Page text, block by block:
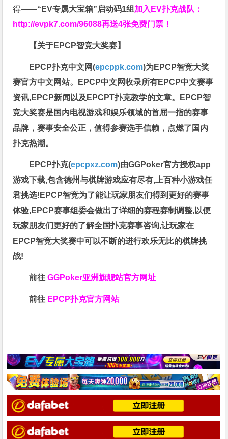
得——“EV专属大宝箱”启动码1组 加入EV扑克战队：
http://evpk7.com/96088再送4张免费门票！
【关于EPCP智竞大奖赛】
EPCP扑克中文网(epcppk.com)为EPCP智竞大奖
赛官方中文网站。EPCP中文网收录所有EPCP中文赛事
资讯,EPCP新闻以及EPCPT扑克教学的文章。EPCP智
竞大奖赛是国内电视游戏和娱乐领域的首屈一指的赛事
品牌，赛事安全公正，值得参赛选手信赖，点燃了国内
扑克热潮。
EPCP扑克(epcpxz.com)由GGPoker官方授权app
游戏下载,包含德州与棋牌游戏应有尽有,上百种小游戏任
君挑选!EPCP智竞为了能让玩家朋友们得到更好的赛事
体验,EPCP赛事组委会做出了详细的赛程赛制调整,以便
玩家朋友们更好的了解全国扑克赛事咨询,让玩家在
EPCP智竞大奖赛中可以不断的进行欢乐无比的棋牌挑
战!
前往GGPoker亚洲旗舰站官方网址
前往 EPCP扑克官方网站